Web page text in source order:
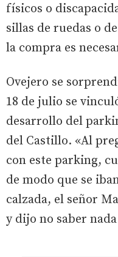
físicos o
sillas de ruedas o
la compra es
Ovejero se
18 de julio se
desarrollo del
del Castillo. «Al
con este parking,
de modo que se
calzada, el señor
y dijo no saber